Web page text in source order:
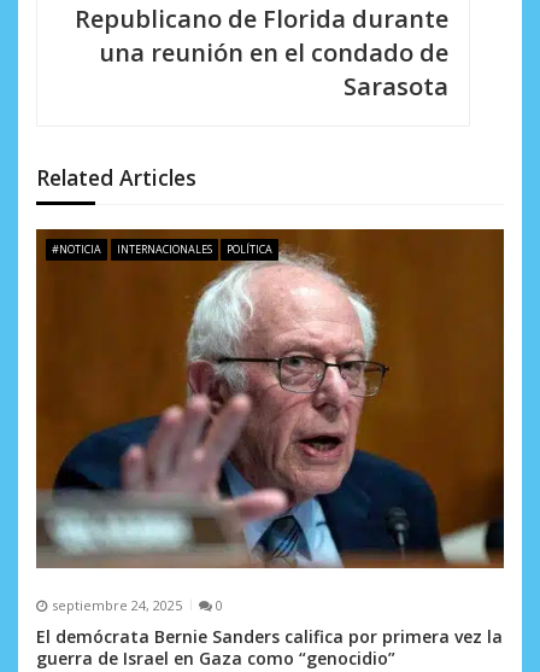
e
n
s
Republicano de Florida durante
una reunión en el condado de
Sarasota
Related Articles
#NOTICIA INTERNACIONALES POLÍTICA
septiembre 24, 2025 0
El demócrata Bernie Sanders califica por primera vez la
guerra de Israel en Gaza como “genocidio”